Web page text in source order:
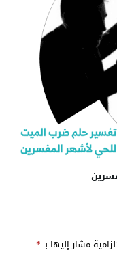
مشار إليها بـ*